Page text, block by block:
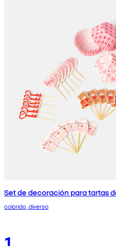
Set de decoración para tartas
colorido, diverso